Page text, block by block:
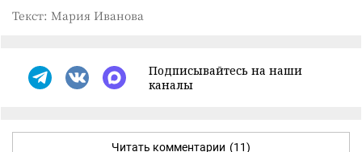
Текст: Мария Иванова
Подписывайтесь на наши
каналы
Читать комментарии (11)